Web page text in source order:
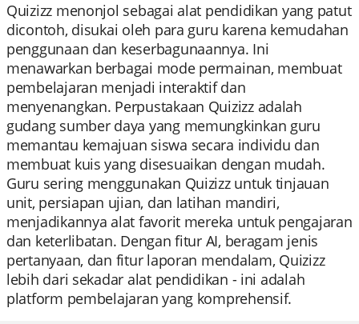
Quizizz menonjol sebagai alat pendidikan yang patut
dicontoh, disukai oleh para guru karena kemudahan
penggunaan dan keserbagunaannya. Ini
menawarkan berbagai mode permainan, membuat
pembelajaran menjadi interaktif dan
menyenangkan. Perpustakaan Quizizz adalah
gudang sumber daya yang memungkinkan guru
memantau kemajuan siswa secara individu dan
membuat kuis yang disesuaikan dengan mudah.
Guru sering menggunakan Quizizz untuk tinjauan
unit, persiapan ujian, dan latihan mandiri,
menjadikannya alat favorit mereka untuk pengajaran
dan keterlibatan. Dengan fitur AI, beragam jenis
pertanyaan, dan fitur laporan mendalam, Quizizz
lebih dari sekadar alat pendidikan - ini adalah
platform pembelajaran yang komprehensif.